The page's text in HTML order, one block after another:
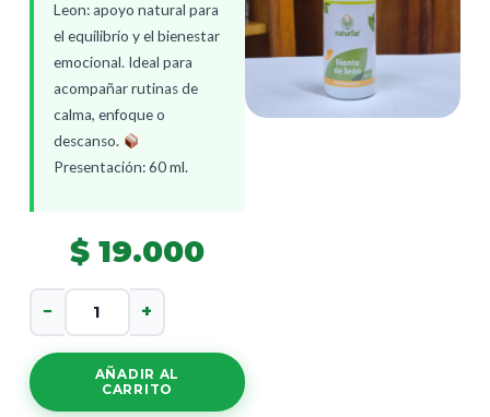
Leon: apoyo natural para
el equilibrio y el bienestar
emocional. Ideal para
acompañar rutinas de
calma, enfoque o
descanso.
Presentación: 60 ml.
$19.000
Gotas
Diente
De
Leon
cantidad
− +
AÑADIR AL
CARRITO